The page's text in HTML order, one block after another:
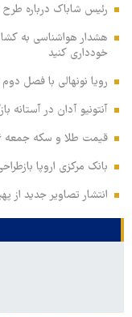
رئیس شاباک درباره
هشدار هواشناسی به
خودداری کنید
رویا نونهالی با فصل
آنتونیو آدان در
قیمت طلا و سکه جمعه ۱۶ مرداد ۱۴۰۵/ طلای ۱۸ عیار امروز چند؟
بانک مرکزی اروپا
انتشار تصاویر جدید از